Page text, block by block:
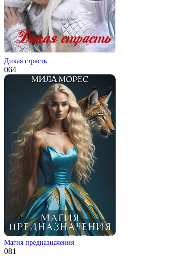
Дикая страсть
064
Магия предназначения
081